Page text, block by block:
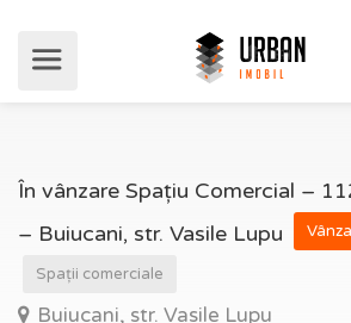
În vânzare Spațiu Comercial –
– Buiucani, str. Vasile Lupu
Spații comerciale
Buiucani, str. Vasile Lupu